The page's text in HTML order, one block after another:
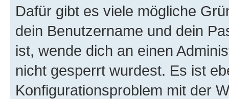
Dafür gibt es viele mögliche
dein Benutzername und dein
ist, wende dich an einen
nicht gesperrt wurdest. Es ist
Konfigurationsproblem mit der